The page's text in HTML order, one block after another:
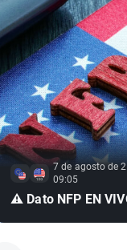
7 de agosto de
09:05
⚠️ Dato NFP EN